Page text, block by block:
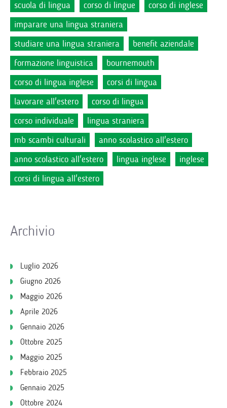
scuola di lingua
corso di lingue
corso di inglese
imparare una lingua straniera
studiare una lingua straniera
benefit aziendale
formazione linguistica
bournemouth
corso di lingua inglese
corsi di lingua
lavorare all'estero
corso di lingua
corso individuale
lingua straniera
mb scambi culturali
anno scolastico all'estero
anno scolastico all'estero
lingua inglese
inglese
corsi di lingua all'estero
Archivio
Luglio 2026
Giugno 2026
Maggio 2026
Aprile 2026
Gennaio 2026
Ottobre 2025
Maggio 2025
Febbraio 2025
Gennaio 2025
Ottobre 2024